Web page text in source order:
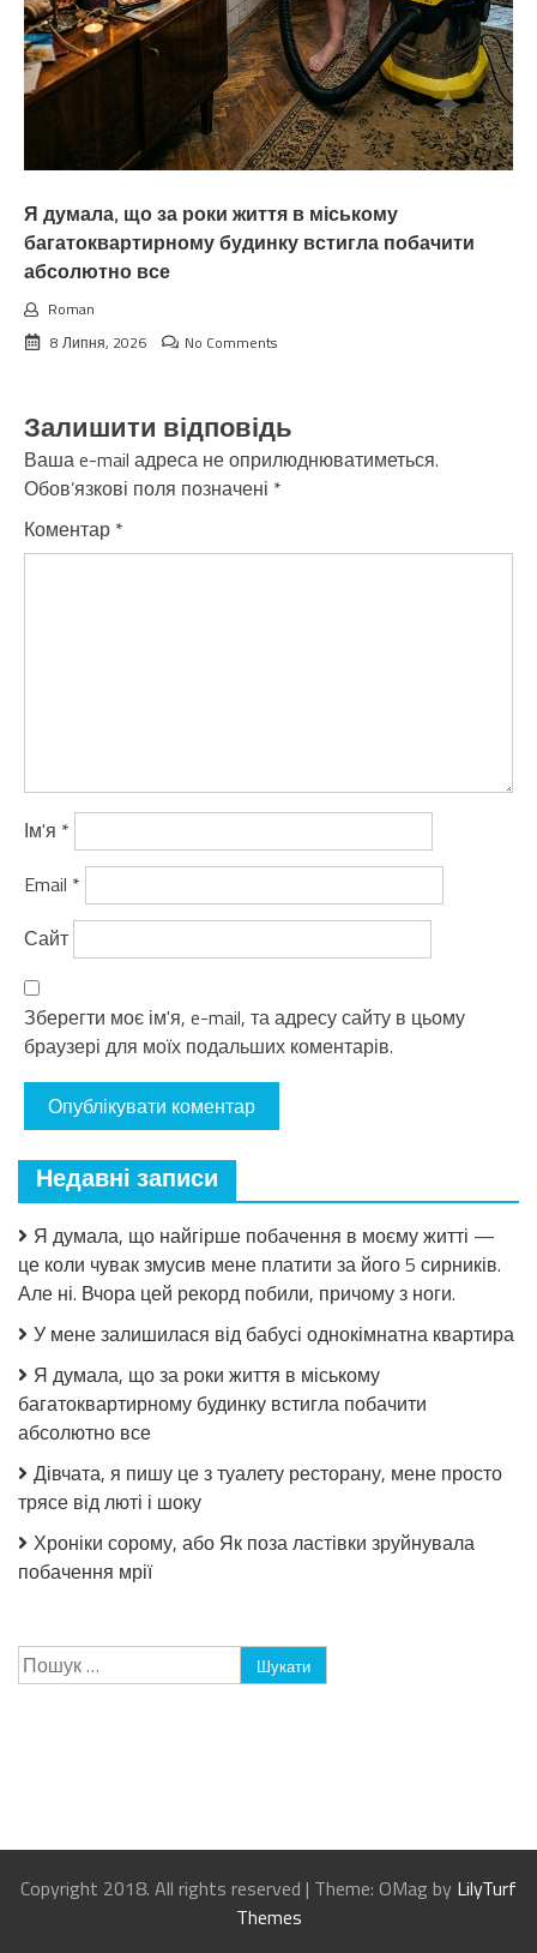
Я думала, що за роки життя в міському
багатоквартирному будинку встигла побачити
абсолютно все
Roman
8 Липня, 2026
No Comments
Залишити відповідь
Ваша e-mail адреса не оприлюднюватиметься.
Обов’язкові поля позначені *
Коментар *
Ім'я *
Email *
Сайт
Зберегти моє ім'я, e-mail, та адресу сайту в цьому
браузері для моїх подальших коментарів.
Недавні записи
Я думала, що найгірше побачення в моєму житті —
це коли чувак змусив мене платити за його 5 сирників.
Але ні. Вчора цей рекорд побили, причому з ноги.
У мене залишилася від бабусі однокімнатна квартира
Я думала, що за роки життя в міському
багатоквартирному будинку встигла побачити
абсолютно все
Дівчата, я пишу це з туалету ресторану, мене просто
трясе від люті і шоку
Хроніки сорому, або Як поза ластівки зруйнувала
побачення мрії
Пошук:
Copyright 2018. All rights reserved | Theme: OMag by LilyTurf
Themes